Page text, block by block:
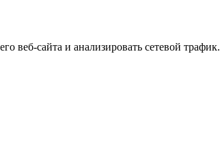
веб-сайта и анализировать сетевой трафик.